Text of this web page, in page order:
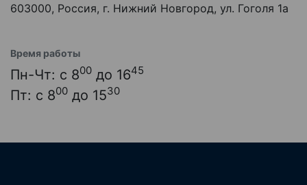
603000, Россия, г. Нижний Новгород, ул. Гоголя 1а
Время работы
Пн-Чт: с 800 до 1645
Пт: с 800 до 1530